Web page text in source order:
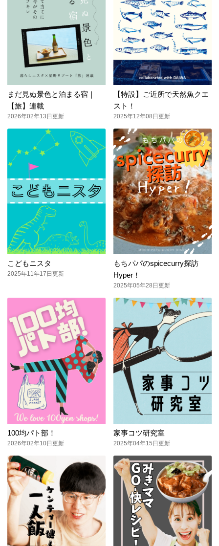
まだ見ぬ景色と泊まる宿｜
【旅】連載
2026年02年13日更新
【特設】ご近所で天然魚クエ
スト！
2025年12年08日更新
こどもニスタ
2025年11年17日更新
もちパパのspicecurry探訪
Hyper！
2025年05年28日更新
100均パト部！
2026年02年10日更新
家事コツ研究室
2025年04年15日更新